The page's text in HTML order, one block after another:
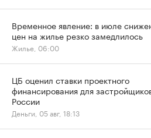
Временное явление: в июле
цен на жилье резко замедлилось
Жилье, 06:00
ЦБ оценил ставки проектного
финансирования для
России
Деньги, 05 авг, 18:13